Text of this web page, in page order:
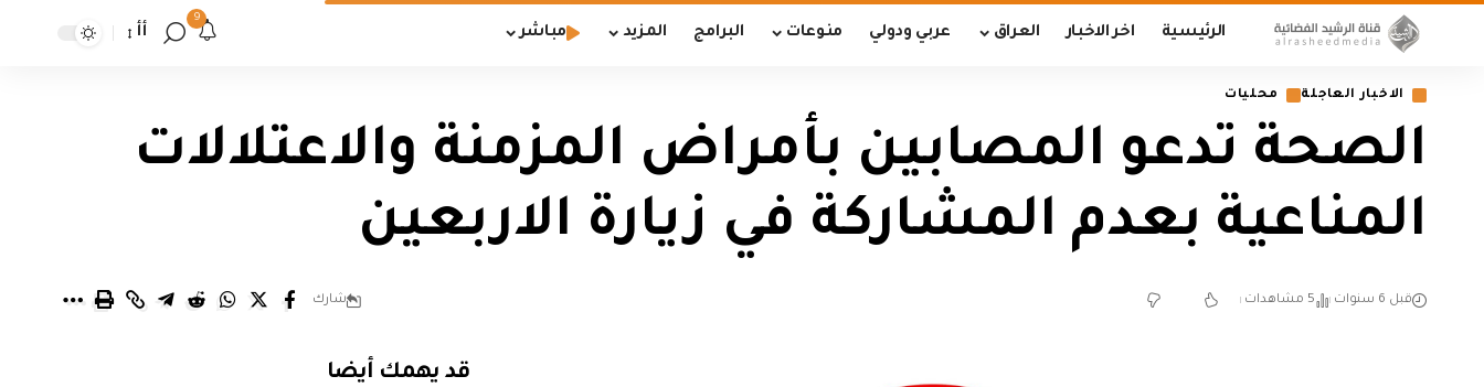
الرئيسية اخر الاخبار العراق عربي ودولي منوعات البرامج المزيد مباشر
9
أأ
الاخبار العاجلة محليات
الصحة تدعو المصابين بأمراض المزمنة والاعتلالات
المناعية بعدم المشاركة في زيارة الاربعين
قبل 6 سنوات 5 مشاهدات شارك
قد يهمك أيضا